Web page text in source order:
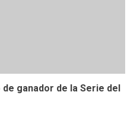
ganador de la Serie del